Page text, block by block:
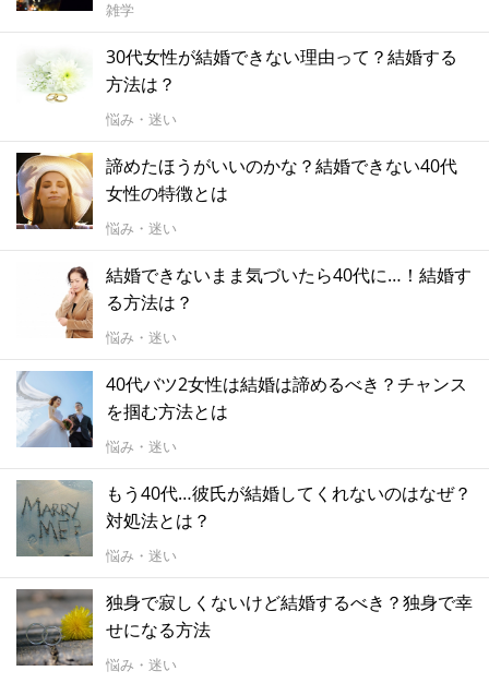
雑学
30代女性が結婚できない理由って？結婚する
方法は？
悩み・迷い
諦めたほうがいいのかな？結婚できない40代
女性の特徴とは
悩み・迷い
結婚できないまま気づいたら40代に…！結婚す
る方法は？
悩み・迷い
40代バツ2女性は結婚は諦めるべき？チャンス
を掴む方法とは
悩み・迷い
もう40代…彼氏が結婚してくれないのはなぜ？
対処法とは？
悩み・迷い
独身で寂しくないけど結婚するべき？独身で幸
せになる方法
悩み・迷い